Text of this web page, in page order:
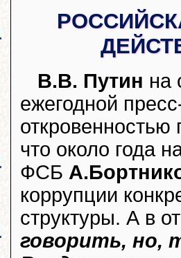
В.В. Путин на
ежегодной
откровенностью
что около года
ФСБ
коррупции
структуры. А в
говорить, но,